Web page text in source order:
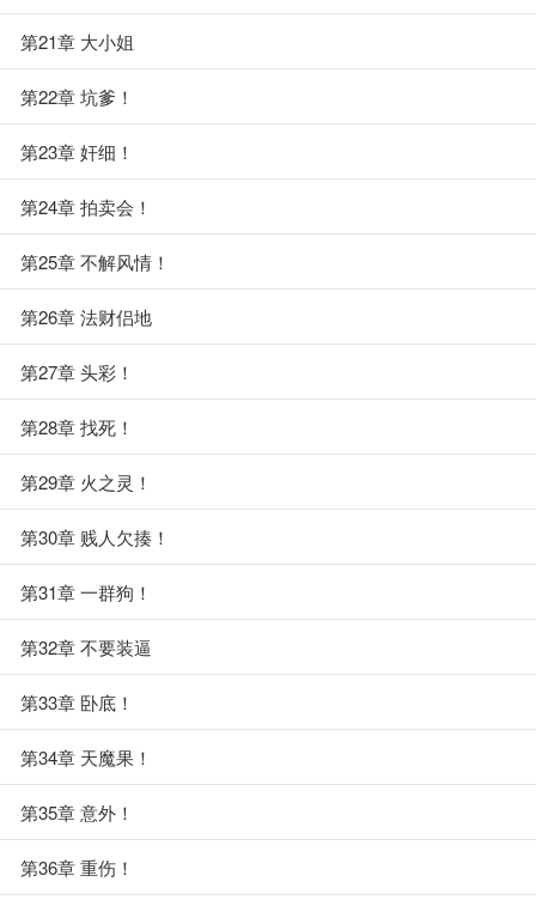
第21章 大小姐
第22章 坑爹！
第23章 奸细！
第24章 拍卖会！
第25章 不解风情！
第26章 法财侣地
第27章 头彩！
第28章 找死！
第29章 火之灵！
第30章 贱人欠揍！
第31章 一群狗！
第32章 不要装逼
第33章 卧底！
第34章 天魔果！
第35章 意外！
第36章 重伤！